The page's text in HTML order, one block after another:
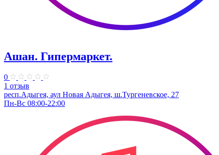
Ашан. Гипермаркет.
0
1 отзыв
респ.Адыгея, аул Новая Адыгея, ш.Тургеневское, 27
Пн-Вс 08:00-22:00